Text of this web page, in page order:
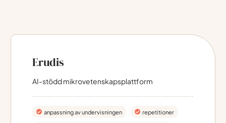
Erudis
AI-stödd mikrovetenskapsplattform
anpassning av undervisningen repetitioner